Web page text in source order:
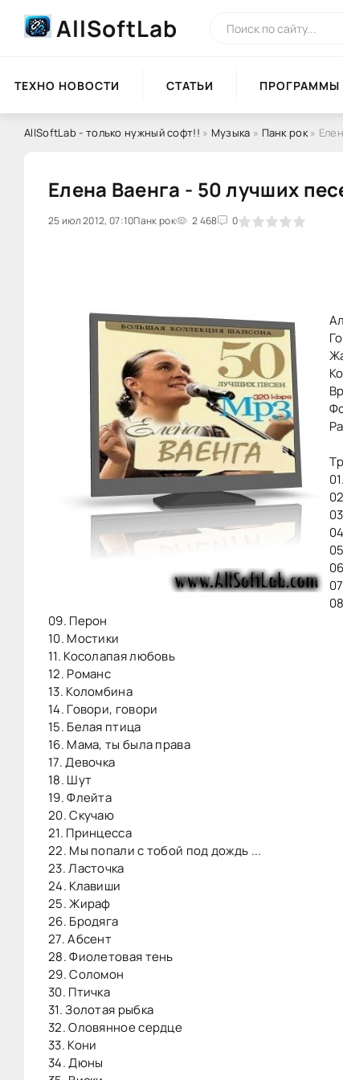
AllSoftLab
ТЕХНО НОВОСТИ СТАТЬИ ПРОГРАММЫ
AllSoftLab - только нужный софт!! » Музыка » Панк рок»
Елена Ваенга - 50 лучших
25 июл 2012, 07:10Панк рок 2 468 0
0 1 2 3 4 5
09. Перон
10. Мостики
11. Косолапая любовь
12. Романс
13. Коломбина
14. Говори, говори
15. Белая птица
16. Мама, ты была права
17. Девочка
18. Шут
19. Флейта
20. Скучаю
21. Принцесса
22. Мы попали с тобой под дождь ...
23. Ласточка
24. Клавиши
25. Жираф
26. Бродяга
27. Абсент
28. Фиолетовая тень
29. Соломон
30. Птичка
31. Золотая рыбка
32. Оловянное сердце
33. Кони
34. Дюны